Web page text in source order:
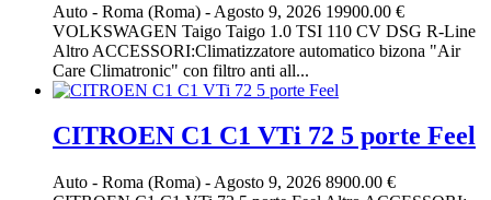
Auto - Roma (Roma) - Agosto 9, 2026 19900.00 €
VOLKSWAGEN Taigo Taigo 1.0 TSI 110 CV DSG R-Line
Altro ACCESSORI:Climatizzatore automatico bizona "Air
Care Climatronic" con filtro anti all...
CITROEN C1 C1 VTi 72 5 porte Feel
Auto - Roma (Roma) - Agosto 9, 2026 8900.00 €